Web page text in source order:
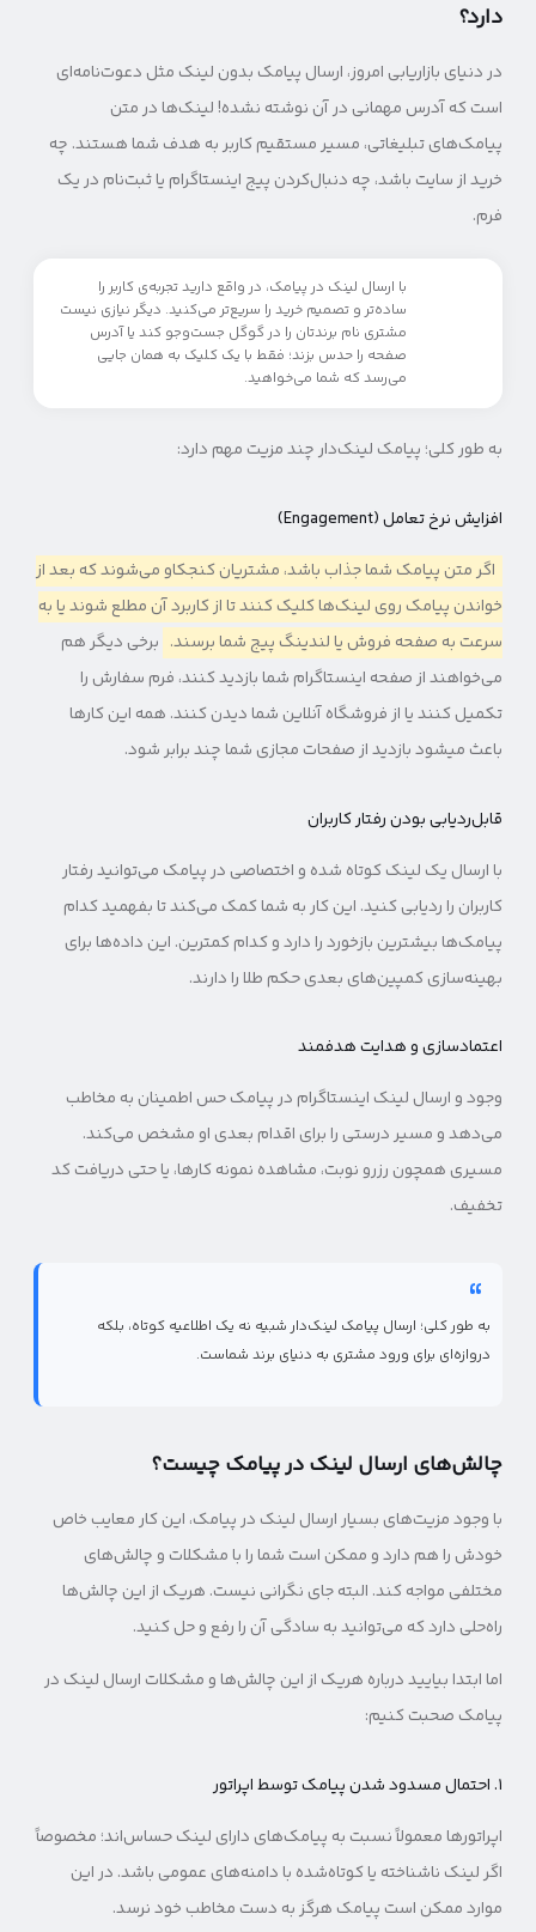
دارد؟
در دنیای بازاریابی امروز، ارسال پیامک بدون لینک مثل دعوت‌نامه‌ای
است که آدرس مهمانی در آن نوشته نشده! لینک‌ها در متن
پیامک‌های تبلیغاتی، مسیر مستقیم کاربر به هدف شما هستند. چه
خرید از سایت باشد، چه دنبال‌کردن پیج اینستاگرام یا ثبت‌نام در یک
فرم.
با ارسال لینک در پیامک، در واقع دارید تجربه‌ی کاربر را
ساده‌تر و تصمیم خرید را سریع‌تر می‌کنید. دیگر نیازی نیست
مشتری نام برندتان را در گوگل جست‌وجو کند یا آدرس
صفحه را حدس بزند؛ فقط با یک کلیک به همان جایی
می‌رسد که شما می‌خواهید.
به طور کلی؛ پیامک لینک‌دار چند مزیت مهم دارد:
افزایش نرخ تعامل (Engagement)
اگر متن پیامک شما جذاب باشد، مشتریان کنجکاو می‌شوند که بعد از
خواندن پیامک روی لینک‌ها کلیک کنند تا از کاربرد آن مطلع شوند یا به
سرعت به صفحه فروش یا لندینگ پیج شما برسند. برخی دیگر هم
می‌خواهند از صفحه اینستاگرام شما بازدید کنند، فرم سفارش را
تکمیل کنند یا از فروشگاه آنلاین شما دیدن کنند. همه این کارها
باعث می‎شود بازدید از صفحات مجازی شما چند برابر شود.
قابل‌ردیابی بودن رفتار کاربران
با ارسال یک لینک کوتاه شده و اختصاصی در پیامک می‌توانید رفتار
کاربران را ردیابی کنید. این کار به شما کمک می‌کند تا بفهمید کدام
پیامک‌ها بیشترین بازخورد را دارد و کدام کمترین. این داده‌ها برای
بهینه‌سازی کمپین‌های بعدی حکم طلا را دارند.
اعتمادسازی و هدایت هدفمند
وجود و ارسال لینک اینستاگرام در پیامک حس اطمینان به مخاطب
می‌دهد و مسیر درستی را برای اقدام بعدی او مشخص می‌کند.
مسیری همچون رزرو نوبت، مشاهده نمونه کارها، یا حتی دریافت کد
تخفیف.
به طور کلی؛ ارسال پیامک لینک‌دار شبیه نه یک اطلاعیه کوتاه، بلکه
دروازه‌ای برای ورود مشتری به دنیای برند شماست.
چالش‌های ارسال لینک در پیامک‌ چیست؟
با وجود مزیت‌های بسیار ارسال لینک در پیامک، این کار معایب خاص
خودش را هم دارد و ممکن است شما را با مشکلات و چالش‌های
مختلفی مواجه کند. البته جای نگرانی نیست. هریک از این چالش‌ها
راه‌حلی دارد که می‌توانید به سادگی آن را رفع و حل کنید.
اما ابتدا بیایید درباره هریک از این چالش‌ها و مشکلات ارسال لینک در
پیامک صحبت کنیم:
۱. احتمال مسدود شدن پیامک توسط اپراتور
اپراتورها معمولاً نسبت به پیامک‌های دارای لینک حساس‌اند؛ مخصوصاً
اگر لینک ناشناخته یا کوتاه‌شده با دامنه‌های عمومی باشد. در این
موارد ممکن است پیامک هرگز به دست مخاطب خود نرسد.